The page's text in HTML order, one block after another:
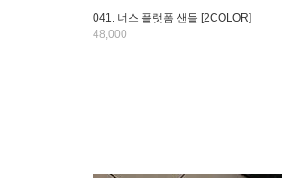
041. 너스 플랫폼 샌들 [2COLOR]
48,000